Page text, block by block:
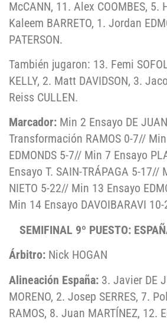
McCANN, 11. Alex COOMBES, 5.
Kaleem BARRETO, 1. Jordan
PATERSON.
También jugaron: 13. Femi
KELLY, 2. Matt DAVIDSON, 3.
Reiss CULLEN.
Marcador: Min 2 Ensayo DE
Transformación RAMOS 0-7//
EDMONDS 5-7// Min 7 Ensayo
Ensayo T. SAIN-TRÁPAGA 5-17//
NIETO 5-22// Min 13 Ensayo
Min 14 Ensayo DAVOIBARAVI 10-
SEMIFINAL 9º PUESTO:
Árbitro: Nick HOGAN
Alineación España: 3. Javier DE
MORENO, 2. Josep SERRES, 7.
RAMOS, 8. Juan MARTÍNEZ, 12.